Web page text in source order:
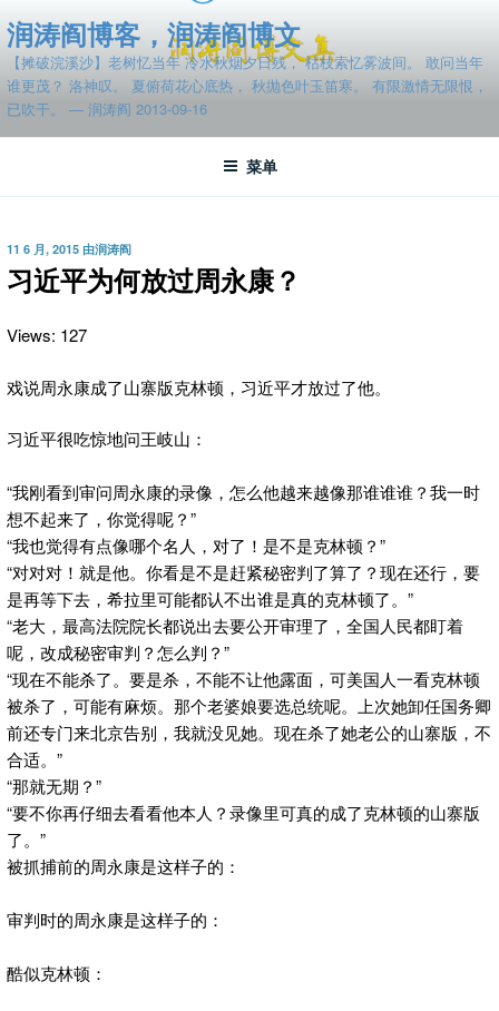
至
容
润涛阎博客，润涛阎博文
【摊破浣溪沙】老树忆当年 冷水秋烟夕日残， 枯枝索忆雾波间。 敢问当年
谁更茂？ 洛神叹。 夏俯荷花心底热， 秋抛色叶玉笛寒。 有限激情无限恨，
已吹干。 — 润涛阎 2013-09-16
菜单
发
布
于
11 6 月, 2015 由润涛阎
习近平为何放过周永康？
Views: 127
戏说周永康成了山寨版克林顿，习近平才放过了他。
习近平很吃惊地问王岐山：
“我刚看到审问周永康的录像，怎么他越来越像那谁谁谁？我一时
想不起来了，你觉得呢？”
“我也觉得有点像哪个名人，对了！是不是克林顿？”
“对对对！就是他。你看是不是赶紧秘密判了算了？现在还行，要
是再等下去，希拉里可能都认不出谁是真的克林顿了。”
“老大，最高法院院长都说出去要公开审理了，全国人民都盯着
呢，改成秘密审判？怎么判？”
“现在不能杀了。要是杀，不能不让他露面，可美国人一看克林顿
被杀了，可能有麻烦。那个老婆娘要选总统呢。上次她卸任国务卿
前还专门来北京告别，我就没见她。现在杀了她老公的山寨版，不
合适。”
“那就无期？”
“要不你再仔细去看看他本人？录像里可真的成了克林顿的山寨版
了。”
被抓捕前的周永康是这样子的：
审判时的周永康是这样子的：
酷似克林顿：